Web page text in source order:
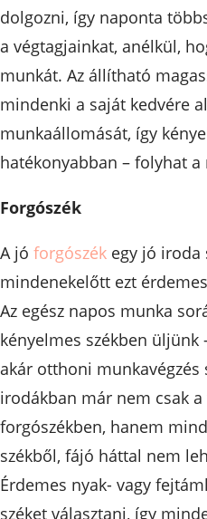
dolgozni, így naponta
a végtagjainkat, anélkül,
munkát. Az állítható
mindenki a saját kedvére
munkaállomását, így
hatékonyabban – folyhat a
Forgószék
A jó forgószék egy jó iroda
mindenekelőtt ezt
Az egész napos munka
kényelmes székben üljünk
akár otthoni munkavégzés
irodákban már nem csak
forgószékben, hanem
székből, fájó háttal nem
Érdemes nyak- vagy
széket választani, így